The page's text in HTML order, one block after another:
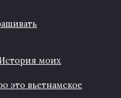
История моих
это вьетнамское